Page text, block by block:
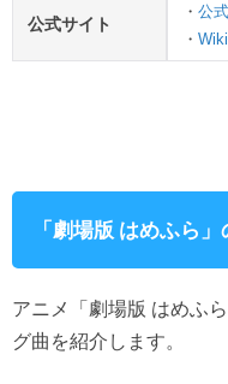
公式サイト
・ 公
・
「劇場版 はめふら
アニメ「劇場版 はめふ
グ曲を紹介します。